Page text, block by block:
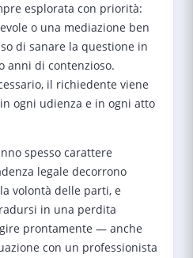
esplorata con priorità:
o una mediazione ben
di sanare la questione in
anni di contenzioso.
il richiedente viene
ogni udienza e in ogni atto
spesso carattere
legale decorrono
volontà delle parti, e
in una perdita
prontamente — anche
con un professionista